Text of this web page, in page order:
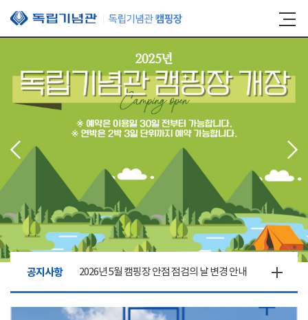
본문 바로가기
공지사항 2026년 5월 캠핑장 안점 점검의 날 변경 안내
캠핑장(9월1일~6일) 미운영 공지